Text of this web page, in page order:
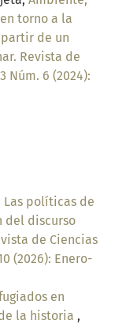
torno a la
de un
Revista de
Núm. 6 (2024):
Las políticas de
del discurso
de Ciencias
(2026): Enero-
en
la historia ,